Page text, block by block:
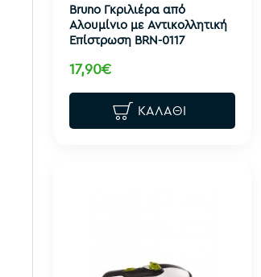
Bruno Γκριλιέρα από
Αλουμίνιο με Αντικολλητική
Επίστρωση BRN-0117
17,90€
ΚΑΛΆΘΙ